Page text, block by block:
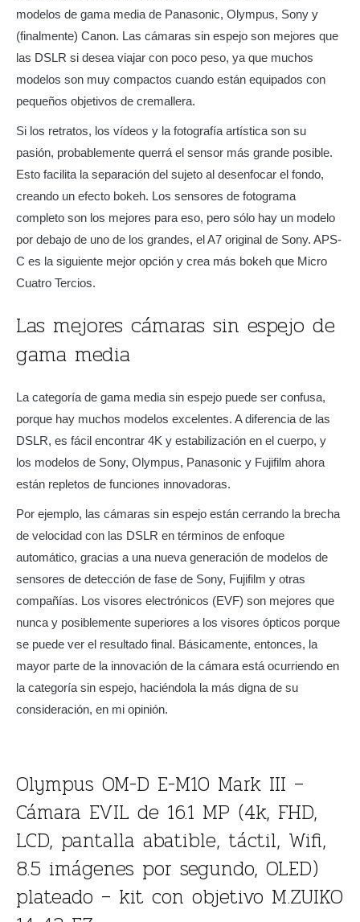
modelos de gama media de Panasonic, Olympus, Sony y
(finalmente) Canon. Las cámaras sin espejo son mejores que
las DSLR si desea viajar con poco peso, ya que muchos
modelos son muy compactos cuando están equipados con
pequeños objetivos de cremallera.
Si los retratos, los vídeos y la fotografía artística son su
pasión, probablemente querrá el sensor más grande posible.
Esto facilita la separación del sujeto al desenfocar el fondo,
creando un efecto bokeh. Los sensores de fotograma
completo son los mejores para eso, pero sólo hay un modelo
por debajo de uno de los grandes, el A7 original de Sony. APS-
C es la siguiente mejor opción y crea más bokeh que Micro
Cuatro Tercios.
Las mejores cámaras sin espejo de
gama media
La categoría de gama media sin espejo puede ser confusa,
porque hay muchos modelos excelentes. A diferencia de las
DSLR, es fácil encontrar 4K y estabilización en el cuerpo, y
los modelos de Sony, Olympus, Panasonic y Fujifilm ahora
están repletos de funciones innovadoras.
Por ejemplo, las cámaras sin espejo están cerrando la brecha
de velocidad con las DSLR en términos de enfoque
automático, gracias a una nueva generación de modelos de
sensores de detección de fase de Sony, Fujifilm y otras
compañías. Los visores electrónicos (EVF) son mejores que
nunca y posiblemente superiores a los visores ópticos porque
se puede ver el resultado final. Básicamente, entonces, la
mayor parte de la innovación de la cámara está ocurriendo en
la categoría sin espejo, haciéndola la más digna de su
consideración, en mi opinión.
Olympus OM-D E-M10 Mark III –
Cámara EVIL de 16.1 MP (4k, FHD,
LCD, pantalla abatible, táctil, Wifi,
8.5 imágenes por segundo, OLED)
plateado – kit con objetivo M.ZUIKO